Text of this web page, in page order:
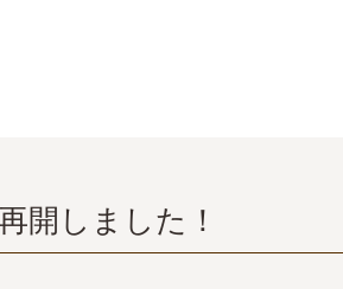
開しました！